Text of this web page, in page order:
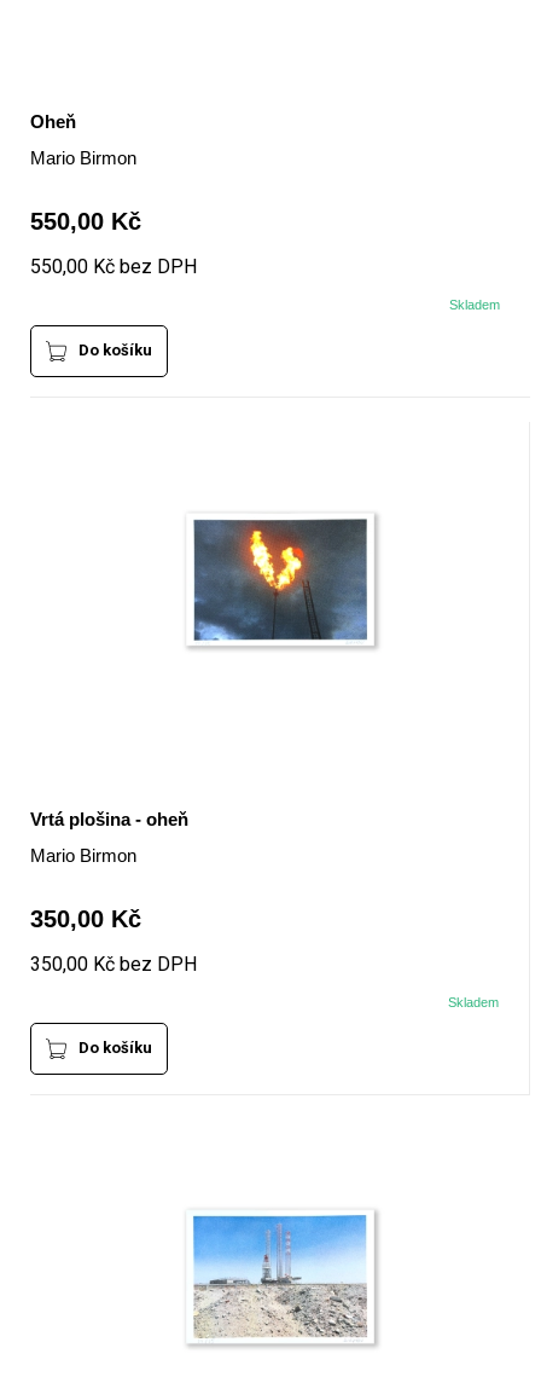
Oheň
Mario Birmon
550,00 Kč
550,00 Kč bez DPH
Skladem
Do košíku
Vrtá plošina - oheň
Mario Birmon
350,00 Kč
350,00 Kč bez DPH
Skladem
Do košíku